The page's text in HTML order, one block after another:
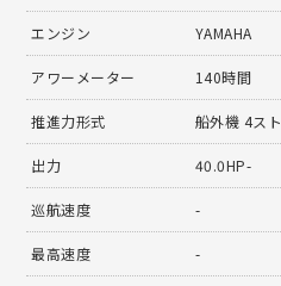
エンジン YAMAHA
アワーメーター 140時間
推進力形式 船外機 4ス
出力 40.0HP-
巡航速度 -
最高速度 -